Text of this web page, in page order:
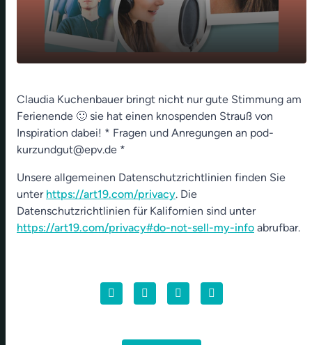
play_arrow
00:00 01:23
Claudia Kuchenbauer bringt nicht nur gute Stimmung am
Ferienende 🙂 sie hat einen knospenden Strauß von
Inspiration dabei! * Fragen und Anregungen an pod-
kurzundgut@epv.de *
Unsere allgemeinen Datenschutzrichtlinien finden Sie
unter https://art19.com/privacy. Die
Datenschutzrichtlinien für Kalifornien sind unter
https://art19.com/privacy#do-not-sell-my-info abrufbar.